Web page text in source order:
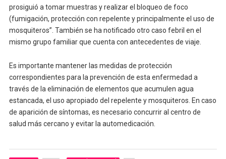
prosiguió a tomar muestras y realizar el bloqueo de foco
(fumigación, protección con repelente y principalmente el uso de
mosquiteros”. También se ha notificado otro caso febril en el
mismo grupo familiar que cuenta con antecedentes de viaje.
Es importante mantener las medidas de protección
correspondientes para la prevención de esta enfermedad a
través de la eliminación de elementos que acumulen agua
estancada, el uso apropiado del repelente y mosquiteros. En caso
de aparición de síntomas, es necesario concurrir al centro de
salud más cercano y evitar la automedicación.